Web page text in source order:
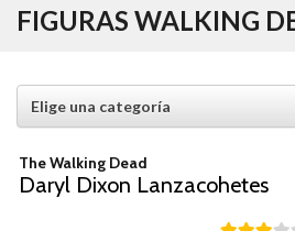
FIGURAS WALKING
Elige una categoría
The Walking Dead
Daryl Dixon Lanzacohetes